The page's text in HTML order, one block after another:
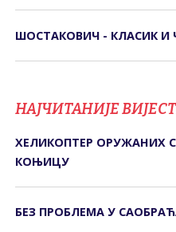
ШОСТАКОВИЧ - КЛАСИК И
НАЈЧИТАНИЈЕ
ХЕЛИКОПТЕР ОРУЖАНИХ
КОЊИЦУ
БЕЗ ПРОБЛЕМА У